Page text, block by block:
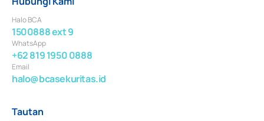
Halo BCA
1500888 ext 9
WhatsApp
+62 819 1950 0888
Email
halo@bcasekuritas.id
Tautan